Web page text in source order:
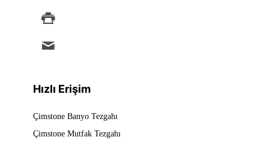
Hızlı Erişim
Çimstone Banyo Tezgahı
Çimstone Mutfak Tezgahı